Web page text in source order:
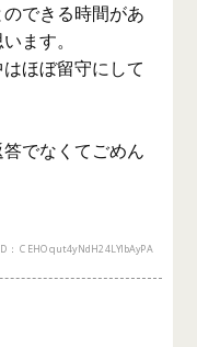
できる時間があ
ます。
ほぼ留守にして
でなくてごめん
： CEHOqut4yNdH24LYIbAyPA